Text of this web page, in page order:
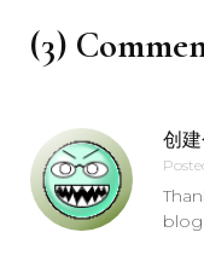
(3)
创